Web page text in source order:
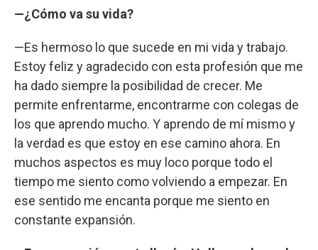
—¿Cómo va su vida?
—Es hermoso lo que sucede en mi vida y trabajo.
Estoy feliz y agradecido con esta profesión que me
ha dado siempre la posibilidad de crecer. Me
permite enfrentarme, encontrarme con colegas de
los que aprendo mucho. Y aprendo de mí mismo y
la verdad es que estoy en ese camino ahora. En
muchos aspectos es muy loco porque todo el
tiempo me siento como volviendo a empezar. En
ese sentido me encanta porque me siento en
constante expansión.